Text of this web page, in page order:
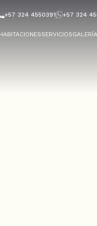
+57 324 4550391 +57 324
HABITACIONESSERVICIOSGALERÍA